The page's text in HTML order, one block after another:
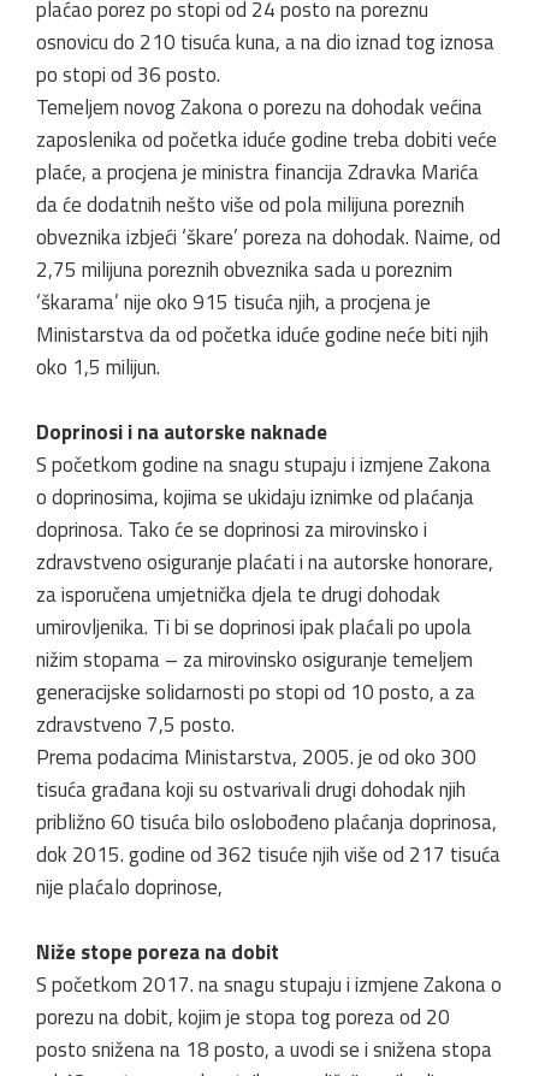
plaćao porez po stopi od 24 posto na poreznu
osnovicu do 210 tisuća kuna, a na dio iznad tog iznosa
po stopi od 36 posto.
Temeljem novog Zakona o porezu na dohodak većina
zaposlenika od početka iduće godine treba dobiti veće
plaće, a procjena je ministra financija Zdravka Marića
da će dodatnih nešto više od pola milijuna poreznih
obveznika izbjeći ‘škare’ poreza na dohodak. Naime, od
2,75 milijuna poreznih obveznika sada u poreznim
‘škarama’ nije oko 915 tisuća njih, a procjena je
Ministarstva da od početka iduće godine neće biti njih
oko 1,5 milijun.
Doprinosi i na autorske naknade
S početkom godine na snagu stupaju i izmjene Zakona
o doprinosima, kojima se ukidaju iznimke od plaćanja
doprinosa. Tako će se doprinosi za mirovinsko i
zdravstveno osiguranje plaćati i na autorske honorare,
za isporučena umjetnička djela te drugi dohodak
umirovljenika. Ti bi se doprinosi ipak plaćali po upola
nižim stopama – za mirovinsko osiguranje temeljem
generacijske solidarnosti po stopi od 10 posto, a za
zdravstveno 7,5 posto.
Prema podacima Ministarstva, 2005. je od oko 300
tisuća građana koji su ostvarivali drugi dohodak njih
približno 60 tisuća bilo oslobođeno plaćanja doprinosa,
dok 2015. godine od 362 tisuće njih više od 217 tisuća
nije plaćalo doprinose,
Niže stope poreza na dobit
S početkom 2017. na snagu stupaju i izmjene Zakona o
porezu na dobit, kojim je stopa tog poreza od 20
posto snižena na 18 posto, a uvodi se i snižena stopa